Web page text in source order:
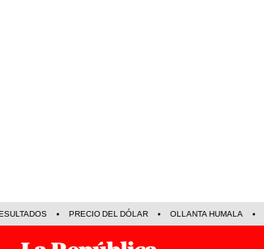
PRECIO DEL DÓLAR OLLANTA HUMALA